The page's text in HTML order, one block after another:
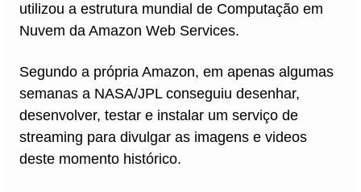
utilizou a estrutura mundial de Computação em
Nuvem da Amazon Web Services.
Segundo a própria Amazon, em apenas algumas
semanas a NASA/JPL conseguiu desenhar,
desenvolver, testar e instalar um serviço de
streaming para divulgar as imagens e videos
deste momento histórico.